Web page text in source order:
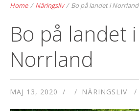
Home / Näringsliv / Bo på landet i Norrland
Bo på landet i
Norrland
MAJ 13, 2020 NÄRINGSLIV